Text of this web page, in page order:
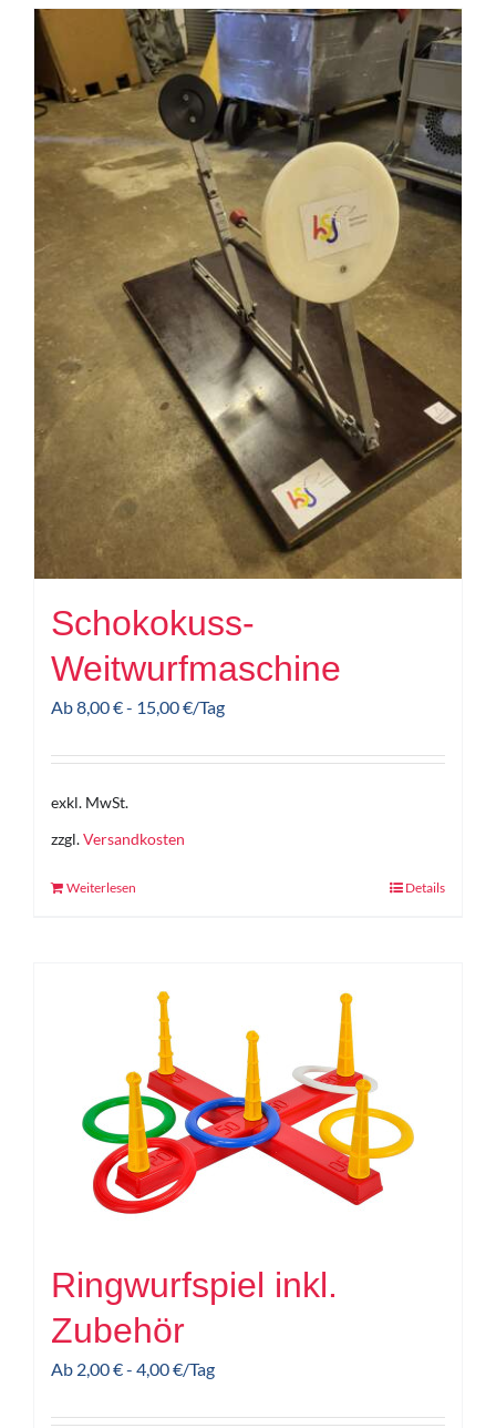
Schokokuss-
Weitwurfmaschine
Ab8,00€- 15,00€/Tag
exkl. MwSt.
zzgl.Versandkosten
Weiterlesen Details
Ringwurfspiel inkl.
Zubehör
Ab 2,00€- 4,00€/Tag